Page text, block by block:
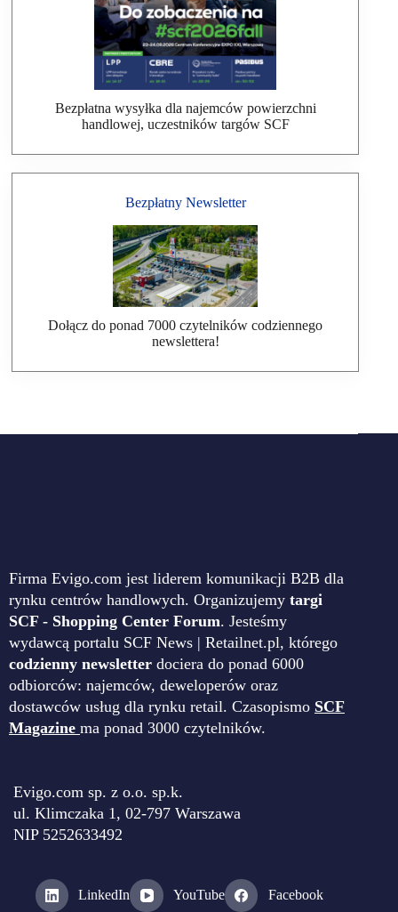
Bezpłatna wysyłka dla najemców powierzchni
handlowej, uczestników targów SCF
Bezpłatny Newsletter
Dołącz do ponad 7000 czytelników codziennego
newslettera!
Firma Evigo.com jest liderem komunikacji B2B dla
rynku centrów handlowych. Organizujemy targi
SCF - Shopping Center Forum. Jesteśmy
wydawcą portalu SCF News | Retailnet.pl, którego
codzienny newsletter dociera do ponad 6000
odbiorców: najemców, deweloperów oraz
dostawców usług dla rynku retail. Czasopismo SCF
Magazine ma ponad 3000 czytelników.
Evigo.com sp. z o.o. sp.k.
ul. Klimczaka 1, 02-797 Warszawa
NIP 5252633492
LinkedIn YouTube Facebook